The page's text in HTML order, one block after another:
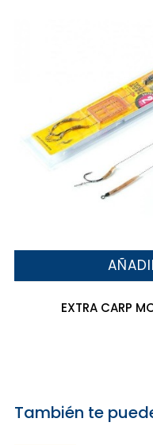
EXTRA CARP
También te